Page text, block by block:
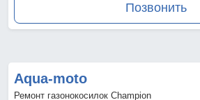
Позвонить
Aqua-moto
Ремонт газонокосилок Champion